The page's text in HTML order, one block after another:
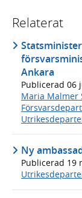
Relaterat
Ankara
Publicerad 06
Maria Malmer
Ny
Publicerad 19